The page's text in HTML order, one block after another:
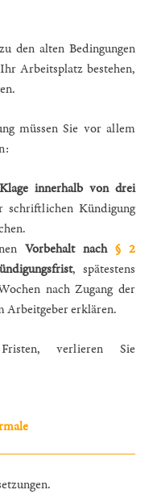
den alten Bedingungen
Arbeitsplatz bestehen,
müssen Sie vor allem
Klage innerhalb von drei
schriftlichen Kündigung
Vorbehalt nach § 2
, spätestens
nach Zugang der
Arbeitgeber erklären.
verlieren Sie